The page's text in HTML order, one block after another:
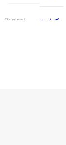
کیفیت Original